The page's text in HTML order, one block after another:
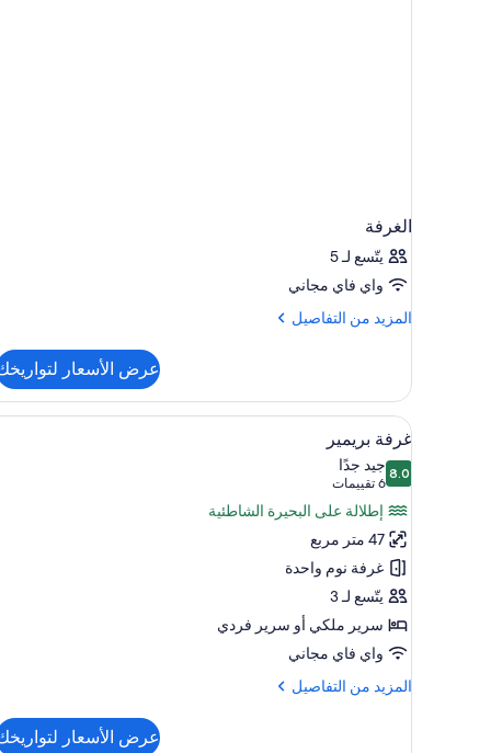
الغرفة
يتّسع لـ 5
واي فاي مجاني
المزيد من التفاصيل
المزيد
الغرفة
عرض الأسعار
استعراض
جميع
صور
غرفة
بريمير
ملاءات من القطن المصري
6
غرفة بريمير
8.08.0 من 10
جيد جدًا
6 تقييمات(6
تقييمات)
إطلالة على البحيرة الشاطئية
47 متر مربع
غرفة نوم واحدة
يتّسع لـ 3
سرير ملكي‫‬ أو سرير فردي
واي فاي مجاني
المزيد من التفاصيل
المزيد
عرض الأسعار